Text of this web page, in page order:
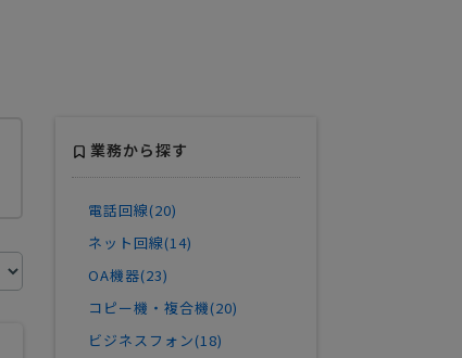
業務から探す
電話回線(20)
ネット回線(14)
OA機器(23)
コピー機・複合機(20)
ビジネスフォン(18)